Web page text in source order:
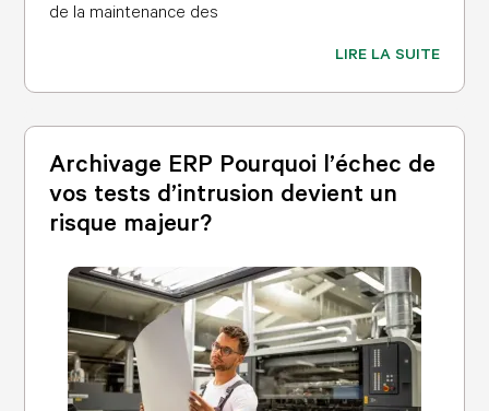
de la maintenance des
LIRE LA SUITE
Archivage ERP Pourquoi l’échec de
vos tests d’intrusion devient un
risque majeur?